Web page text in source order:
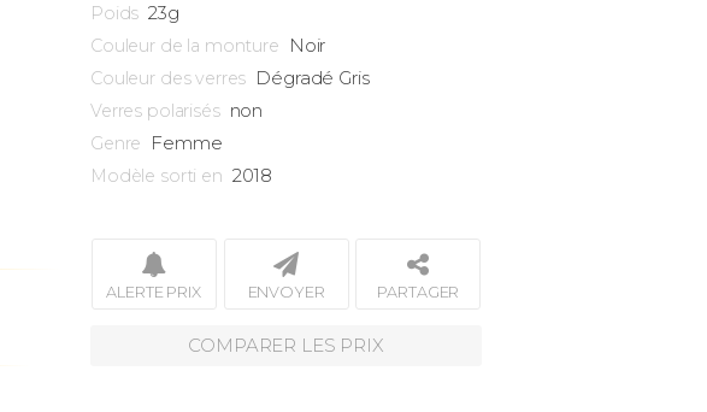
Poids 23g
Couleur de la monture Noir
Couleur des verres Dégradé Gris
Verres polarisés non
Genre Femme
Modèle sorti en 2018
ALERTE PRIX ENVOYER PARTAGER
COMPARER LES PRIX